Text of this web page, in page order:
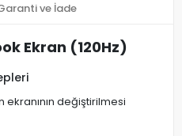
ve İade
Ekran (120Hz)
ekranının değiştirilmesi